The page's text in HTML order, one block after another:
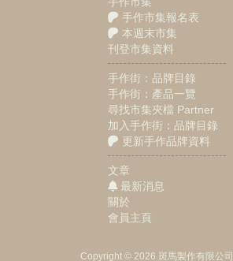
手作市集報名表
本週末市集
刊登市集資料
手作街：品牌目錄
手作街：產品一覽
尋找市集夾檔 Partner
加入手作街：品牌目錄
更新手作品牌資料
文章
最新消息
關於
會員主頁
Copyright © 2026 斑馬製作有限公司